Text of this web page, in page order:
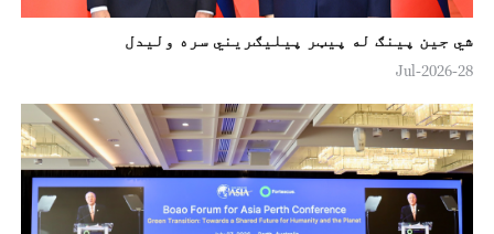
شي جین پينګ له پيټر پيليګريني سره ولیدل
28-Jul-2026